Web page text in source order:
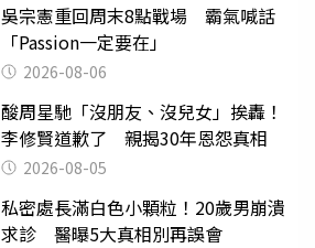
吳宗憲重回周末8點戰場 霸氣喊話
「Passion一定要在」
2026-08-06
酸周星馳「沒朋友、沒兒女」挨轟！
李修賢道歉了 親揭30年恩怨真相
2026-08-05
私密處長滿白色小顆粒！20歲男崩潰
求診 醫曝5大真相別再誤會